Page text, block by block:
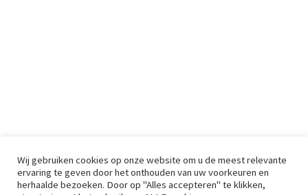
Wij gebruiken cookies op onze website om u de meest relevante
ervaring te geven door het onthouden van uw voorkeuren en
herhaalde bezoeken. Door op "Alles accepteren" te klikken,